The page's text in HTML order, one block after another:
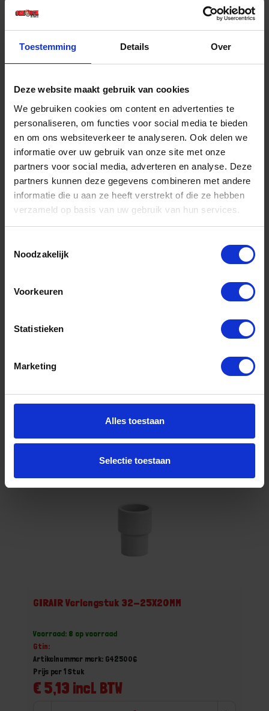
Toestemming Details Over
Deze website maakt gebruik van cookies
We gebruiken cookies om content en advertenties te
personaliseren, om functies voor social media te bieden
en om ons websiteverkeer te analyseren. Ook delen we
informatie over uw gebruik van onze site met onze
partners voor social media, adverteren en analyse. Deze
partners kunnen deze gegevens combineren met andere
informatie die u aan ze heeft verstrekt of die ze hebben
verzameld op basis van uw gebruik van hun services.
Noodzakelijk
Voorkeuren
Statistieken
Marketing
Alles toestaan
Selectie toestaan
€ 50,80 incl. BTW
-
Bestel nu!
Voorraad: 7 op voorraad
Prijs per 1 Stuk
+
Stuk
GIRAIR Verlengstuk 32-25X20MM
Voorraad: 8 op voorraad
Gtin:
Artikelnummer merk: G425006
€ 5,13 incl. BTW
Prijs per 1 Stuk